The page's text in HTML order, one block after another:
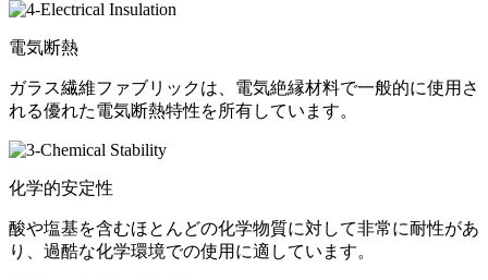
電気断熱
ガラス繊維ファブリックは、電気絶縁材料で一般的に使用さ
れる優れた電気断熱特性を所有しています。
化学的安定性
酸や塩基を含むほとんどの化学物質に対して非常に耐性があ
り、過酷な化学環境での使用に適しています。